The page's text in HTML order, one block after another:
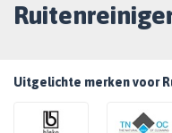
Uitgelichte merken voor